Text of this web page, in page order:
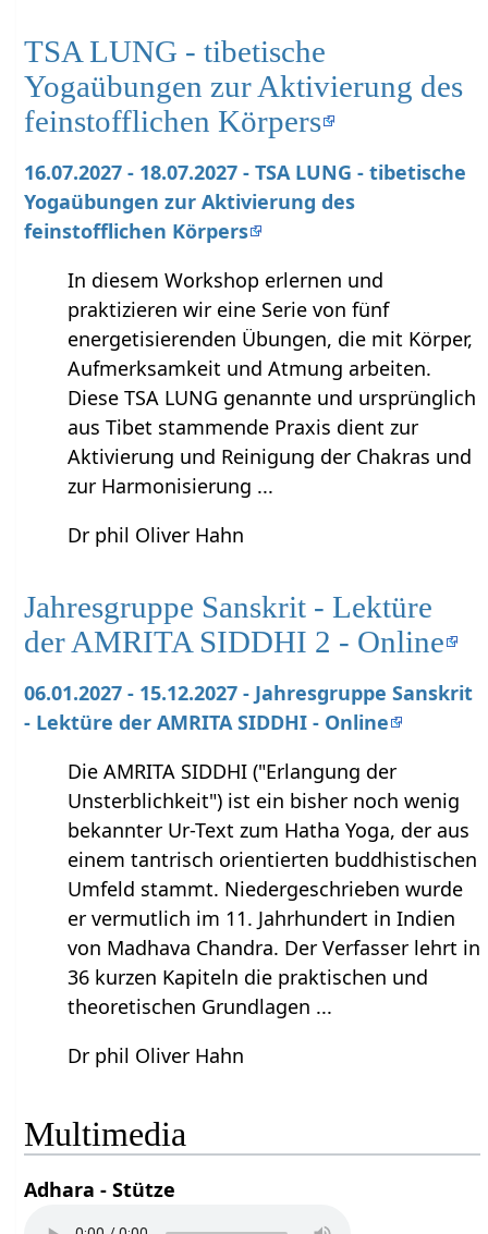
TSA LUNG - tibetische
Yogaübungen zur Aktivierung des
feinstofflichen Körpers
16.07.2027 - 18.07.2027 - TSA LUNG - tibetische
Yogaübungen zur Aktivierung des
feinstofflichen Körpers
In diesem Workshop erlernen und
praktizieren wir eine Serie von fünf
energetisierenden Übungen, die mit Körper,
Aufmerksamkeit und Atmung arbeiten.
Diese TSA LUNG genannte und ursprünglich
aus Tibet stammende Praxis dient zur
Aktivierung und Reinigung der Chakras und
zur Harmonisierung ...
Dr phil Oliver Hahn
Jahresgruppe Sanskrit - Lektüre
der AMRITA SIDDHI 2 - Online
06.01.2027 - 15.12.2027 - Jahresgruppe Sanskrit
- Lektüre der AMRITA SIDDHI - Online
Die AMRITA SIDDHI ("Erlangung der
Unsterblichkeit") ist ein bisher noch wenig
bekannter Ur-Text zum Hatha Yoga, der aus
einem tantrisch orientierten buddhistischen
Umfeld stammt. Niedergeschrieben wurde
er vermutlich im 11. Jahrhundert in Indien
von Madhava Chandra. Der Verfasser lehrt in
36 kurzen Kapiteln die praktischen und
theoretischen Grundlagen ...
Dr phil Oliver Hahn
Multimedia
Adhara - Stütze